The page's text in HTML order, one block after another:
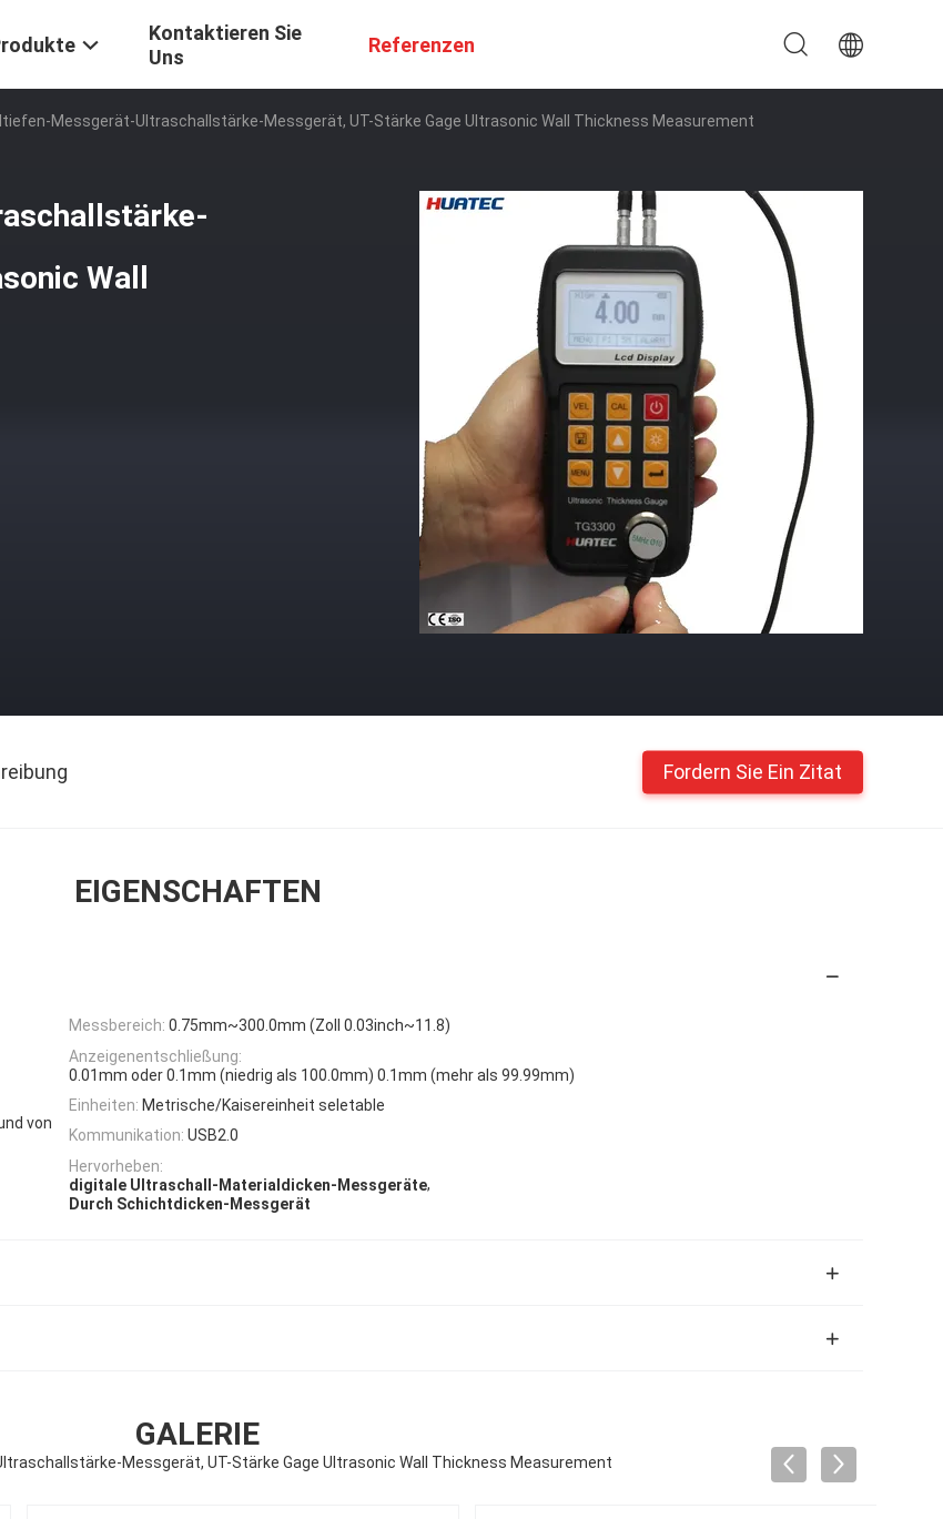
Kontaktieren Sie
Uns
Referenzen
Messgerät-Ultraschallstärke-Messgerät, UT-Stärke Gage Ultrasonic Wall Thickness Measurement
Wall
Fordern Sie Ein Zitat
EIGENSCHAFTEN
Messbereich: 0.75mm~300.0mm (Zoll 0.03inch~11.8)
Anzeigenentschließung:
0.01mm oder 0.1mm (niedrig als 100.0mm) 0.1mm (mehr als 99.99mm)
von
Einheiten: Metrische/Kaisereinheit seletable
Kommunikation: USB2.0
Hervorheben:
digitale Ultraschall-Materialdicken-Messgeräte,
Durch Schichtdicken-Messgerät
GALERIE
Messgerät, UT-Stärke Gage Ultrasonic Wall Thickness Measurement